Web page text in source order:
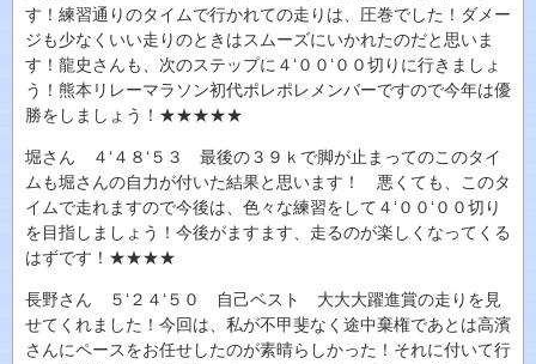
す！練習通りのタイムで行かれての走りは、圧巻でした！ダメー
ジも少なくいい走りのときはスムーズにいかれたのだと思いま
す！龍史さんも、次のステップに４‘００‘００切りに行きましょ
う！熊本リレーマラソン初代ポレポレメンバーですので今年は優
勝をしましょう！★★★★★
堀さん ４‘４８‘５３ 最後の３９ｋで脚が止まってのこのタイ
ムも堀さんの自力が付いた結果と思います！ 悪くても、このタ
イムで走れますので今後は、色々な練習をして４‘００‘００切り
を目指しましょう！今後がますます、走るのが楽しくなってくる
はずです！★★★★
長野さん ５‘２４‘５０ 自己ベスト 大大大躍進賞の走りを見
せてくれました！今回は、私が不甲斐なく途中棄権であとは高濱
さんにペースをお任せしたのが素晴らしかった！それに付いて行